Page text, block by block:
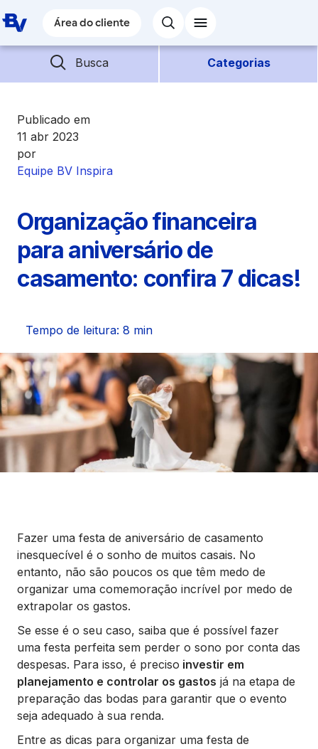
Pular para o Conteúdo principal
Área do cliente
Área do cliente
Busca Categorias
Barra de busca
Descubra mais conteúdos
Empréstimos
Financiamentos
Parceiros BV
Vida Financeira
Canais Digitais
Publicado em
11 abr 2023
por
Equipe BV Inspira
Organização financeira
para aniversário de
casamento: confira 7 dicas!
Tempo de leitura: 8 min
Fazer uma festa de aniversário de casamento
inesquecível é o sonho de muitos casais. No
entanto, não são poucos os que têm medo de
organizar uma comemoração incrível por medo de
extrapolar os gastos.
Se esse é o seu caso, saiba que é possível fazer
uma festa perfeita sem perder o sono por conta das
despesas. Para isso, é preciso investir em
planejamento e controlar os gastos já na etapa de
preparação das bodas para garantir que o evento
seja adequado à sua renda.
Entre as dicas para organizar uma festa de